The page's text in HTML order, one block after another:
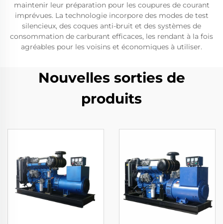
maintenir leur préparation pour les coupures de courant
imprévues. La technologie incorpore des modes de test
silencieux, des coques anti-bruit et des systèmes de
consommation de carburant efficaces, les rendant à la fois
agréables pour les voisins et économiques à utiliser.
Nouvelles sorties de
produits